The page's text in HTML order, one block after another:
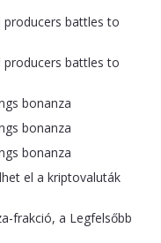
producers battles to
producers battles to
bonanza
bonanza
bonanza
el a kriptovaluták
frakció, a Legfelsőbb